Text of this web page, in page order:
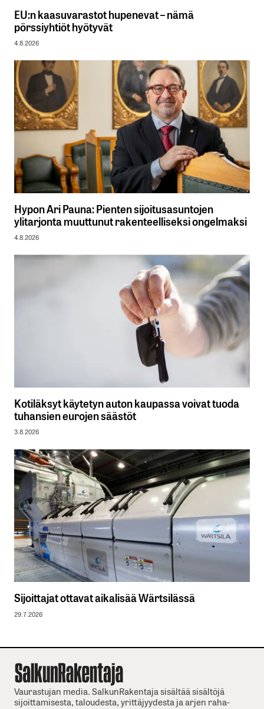
EU:n kaasuvarastot hupenevat – nämä
pörssiyhtiöt hyötyvät
4.8.2026
Hypon Ari Pauna: Pienten sijoitusasuntojen
ylitarjonta muuttunut rakenteelliseksi ongelmaksi
4.8.2026
Kotiläksyt käytetyn auton kaupassa voivat tuoda
tuhansien eurojen säästöt
3.8.2026
Sijoittajat ottavat aikalisää Wärtsilässä
29.7.2026
Vaurastujan media. SalkunRakentaja sisältää sisältöjä
sijoittamisesta, taloudesta, yrittäjyydesta ja arjen raha-